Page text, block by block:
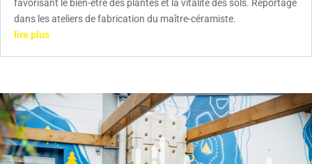
favorisant le bien-être des plantes et la vitalité des sols. Reportage
dans les ateliers de fabrication du maître-céramiste.
lire plus